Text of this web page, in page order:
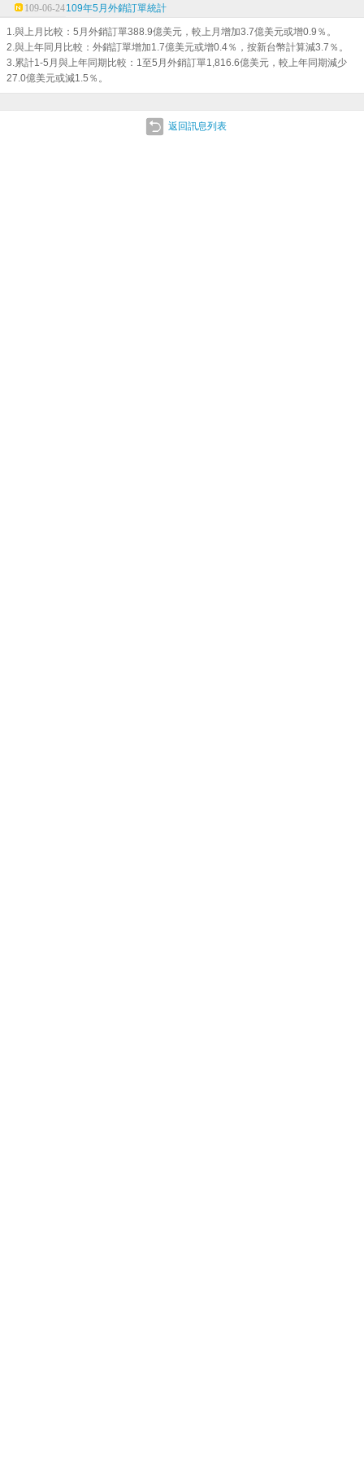
109-06-24109年5月外銷訂單統計
1.與上月比較：5月外銷訂單388.9億美元，較上月增加3.7億美元或增0.9％。
2.與上年同月比較：外銷訂單增加1.7億美元或增0.4％，按新台幣計算減3.7％。
3.累計1-5月與上年同期比較：1至5月外銷訂單1,816.6億美元，較上年同期減少
27.0億美元或減1.5％。
返回訊息列表